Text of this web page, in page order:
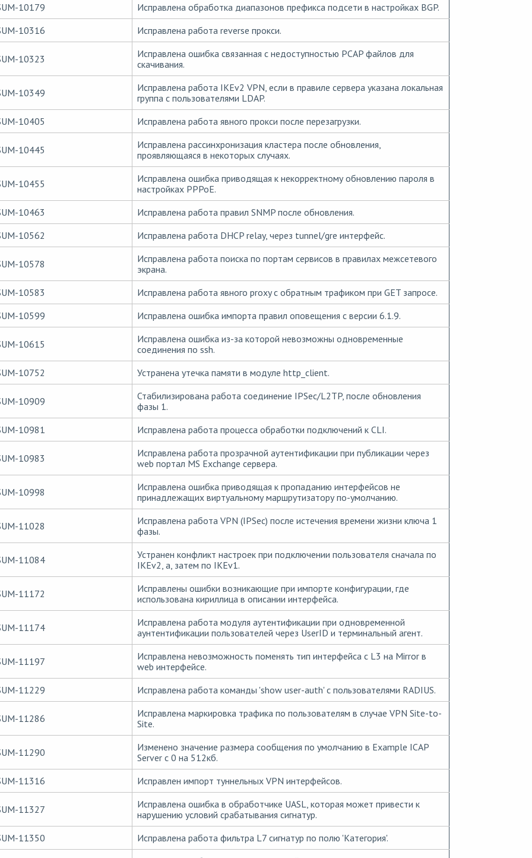
10179
Исправлена обработка диапазонов префикса подсети в настройках BGP.
10316
Исправлена работа reverse прокси.
10323
Исправлена ошибка связанная с недоступностью PCAP файлов для
скачивания.
10349
Исправлена работа IKEv2 VPN, если в правиле сервера указана локальная
группа с пользователями LDAP.
10405
Исправлена работа явного прокси после перезагрузки.
10445
Исправлена рассинхронизация кластера после обновления,
проявляющаяся в некоторых случаях.
10455
Исправлена ошибка приводящая к некорректному обновлению пароля в
настройках PPPoE.
10463
Исправлена работа правил SNMP после обновления.
10562
Исправлена работа DHCP relay, через tunnel/gre интерфейс.
10578
Исправлена работа поиска по портам сервисов в правилах межсетевого
экрана.
10583
Исправлена работа явного proxy с обратным трафиком при GET запросе.
10599
Исправлена ошибка импорта правил оповещения с версии 6.1.9.
10615
Исправлена ошибка из-за которой невозможны одновременные
соединения по ssh.
10752
Устранена утечка памяти в модуле http_client.
10909
Стабилизирована работа соединение IPSec/L2TP, после обновления
фазы 1.
10981
Исправлена работа процесса обработки подключений к CLI.
10983
Исправлена работа прозрачной аутентификации при публикации через
web портал MS Exchange сервера.
10998
Исправлена ошибка приводящая к пропаданию интерфейсов не
принадлежащих виртуальному маршрутизатору по-умолчанию.
11028
Исправлена работа VPN (IPSec) после истечения времени жизни ключа 1
фазы.
11084
Устранен конфликт настроек при подключении пользователя сначала по
IKEv2, а, затем по IKEv1.
11172
Исправлены ошибки возникающие при импорте конфигурации, где
использована кириллица в описании интерфейса.
11174
Исправлена работа модуля аутентификации при одновременной
аунтентификации пользователей через UserID и терминальный агент.
11197
Исправлена невозможность поменять тип интерфейса с L3 на Mirror в
web интерфейсе.
11229
Исправлена работа команды 'show user-auth' с пользователями RADIUS.
11286
Исправлена маркировка трафика по пользователям в случае VPN Site-to-
Site.
11290
Изменено значение размера сообщения по умолчанию в Example ICAP
Server с 0 на 512кб.
11316
Исправлен импорт туннельных VPN интерфейсов.
11327
Исправлена ошибка в обработчике UASL, которая может привести к
нарушению условий срабатывания сигнатур.
11350
Исправлена работа фильтра L7 сигнатур по полю 'Категория'.